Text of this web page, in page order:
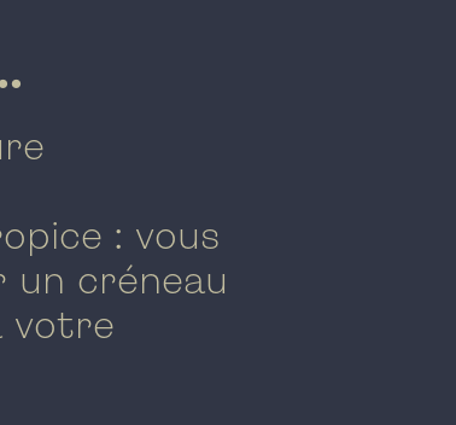
: vous
un créneau
votre